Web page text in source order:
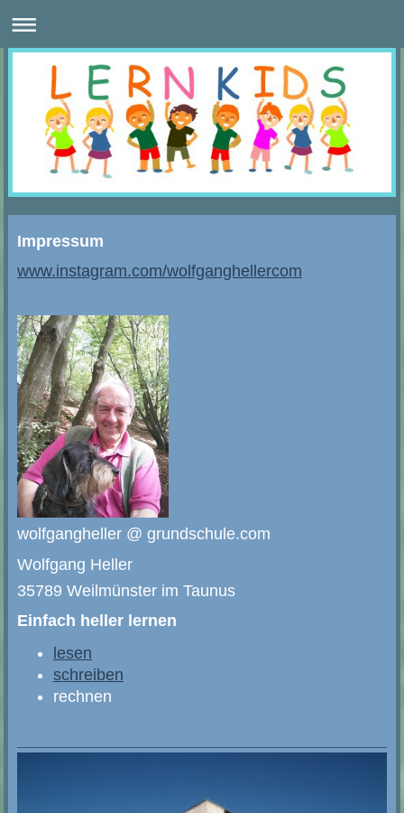
Impressum
www.instagram.com/wolfganghellercom
wolfgangheller @ grundschule.com
Wolfgang Heller
35789 Weilmünster im Taunus
Einfach heller lernen
lesen
schreiben
rechnen